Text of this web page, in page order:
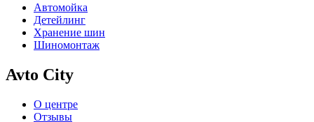
Автомойка
Детейлинг
Хранение шин
Шиномонтаж
Avto City
О центре
Отзывы